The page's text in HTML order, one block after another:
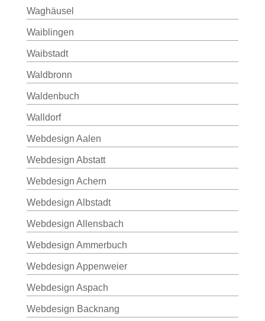
Waghäusel
Waiblingen
Waibstadt
Waldbronn
Waldenbuch
Walldorf
Webdesign Aalen
Webdesign Abstatt
Webdesign Achern
Webdesign Albstadt
Webdesign Allensbach
Webdesign Ammerbuch
Webdesign Appenweier
Webdesign Aspach
Webdesign Backnang